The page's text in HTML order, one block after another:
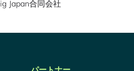
Japan合同会社